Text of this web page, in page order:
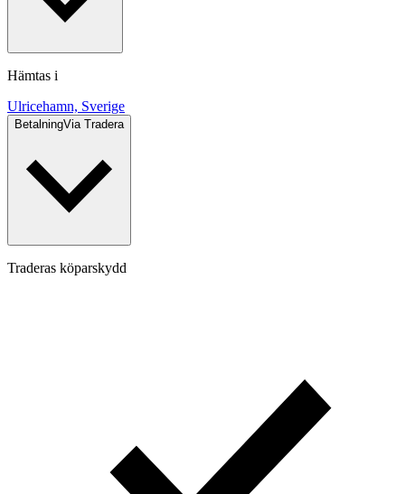
Hämtas i
Ulricehamn, Sverige
BetalningVia Tradera
Traderas köparskydd